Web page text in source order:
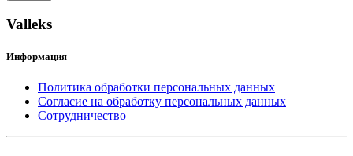
Valleks
Информация
Политика обработки персональных данных
Согласие на обработку персональных данных
Сотрудничество